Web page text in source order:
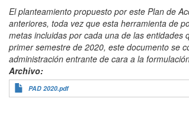
niños,
niñas
y
adolescentes
El planteamiento propuesto por este Plan de
anteriores, toda vez que esta herramienta de
metas incluidas por cada una de las entidades
primer semestre de 2020, este documento se
administración entrante de cara a la
Archivo
PAD 2020.pdf